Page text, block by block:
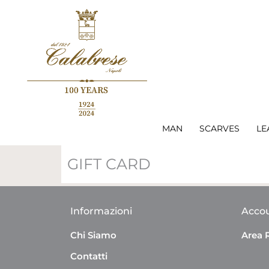
MAN SCARVES
GIFT CARD
Informazioni
Chi Siamo
Contatti
Area